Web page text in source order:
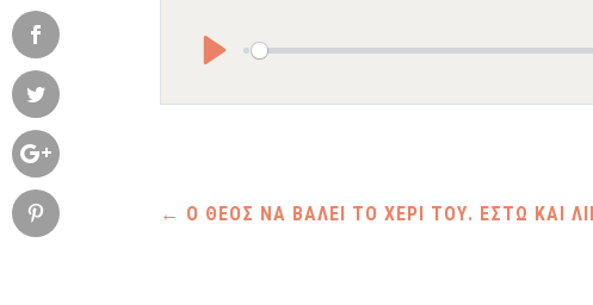
← Ο ΘΕΟΣ ΝΑ ΒΑΛΕΙ ΤΟ ΧΕΡΙ ΤΟΥ. ΕΣΤΩ ΚΑΙ